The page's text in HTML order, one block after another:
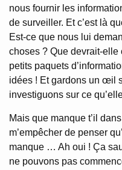
nous fournir les
de surveiller. Et c’est là
Est-ce que nous lui
choses ? Que devrait-
petits paquets
idées ! Et gardons un œil
investiguons sur ce
Mais que manque t’il
m’empêcher de penser
manque … Ah oui ! Ça
ne pouvons pas